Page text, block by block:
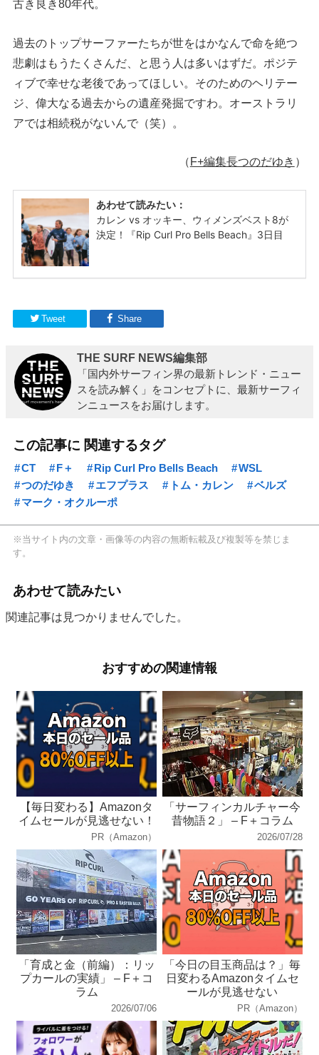
古き良き80年代。
過去のトップサーファーたちが世をはかなんで命を絶つ
悲劇はもうたくさんだ、と思う人は多いはずだ。ポジテ
ィブで幸せな老後であってほしい。そのためのヘリテー
ジ、偉大なる過去からの遺産発掘ですわ。オーストラリ
アでは相続税がないんで（笑）。
（F+編集長つのだゆき ）
Tweet Share
THE SURF NEWS編集部
「国内外サーフィン界の最新トレンド・ニュー
スを読み解く」をコンセプトに、最新サーフィ
ンニュースをお届けします。
この記事に 関連するタグ
CT F＋ Rip Curl Pro Bells Beach
WSL
つのだゆき
エフプラス トム・カレン
ベルズ
マーク・オクルーポ
※当サイト内の文章・画像等の内容の無断転載及び複製等を禁じま
す。
あわせて読みたい
関連記事は見つかりませんでした。
おすすめの関連情報
【毎日変わる】Amazonタ
イムセールが見逃せない！
PR（Amazon）
「サーフィンカルチャー今
昔物語２」 – F＋コラム
2026/07/28
「育成と金（前編）：リッ
プカールの実績」 – F＋コ
ラム
2026/07/06
「今日の目玉商品は？」毎
日変わるAmazonタイムセ
ールが見逃せない
PR（Amazon）